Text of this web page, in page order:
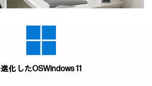
進化したOSWindows 11